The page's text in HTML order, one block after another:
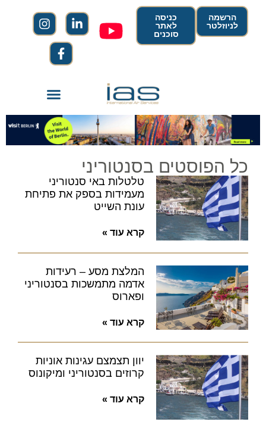
הרשמה
לניוזלטר
כניסה
לאתר
סוכנים
כל הפוסטים בסנטוריני
טלטלות באי סנטוריני
מעמידות בספק את פתיחת
עונת השייט
קרא עוד »
המלצת מסע – רעידות
אדמה מתמשכות בסנטוריני
ופארוס
קרא עוד »
יוון תצמצם עגינות אוניות
קרוזים בסנטוריני ומיקונוס
קרא עוד »